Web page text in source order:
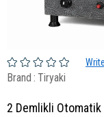
Brand : Tiryaki
2 Demlikli Otomatik